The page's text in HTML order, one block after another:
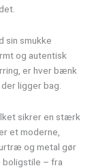
sin smukke
og autentisk
er hver bænk
ligger bag.
sikrer en stærk
et moderne,
og metal gør
boligstile – fra